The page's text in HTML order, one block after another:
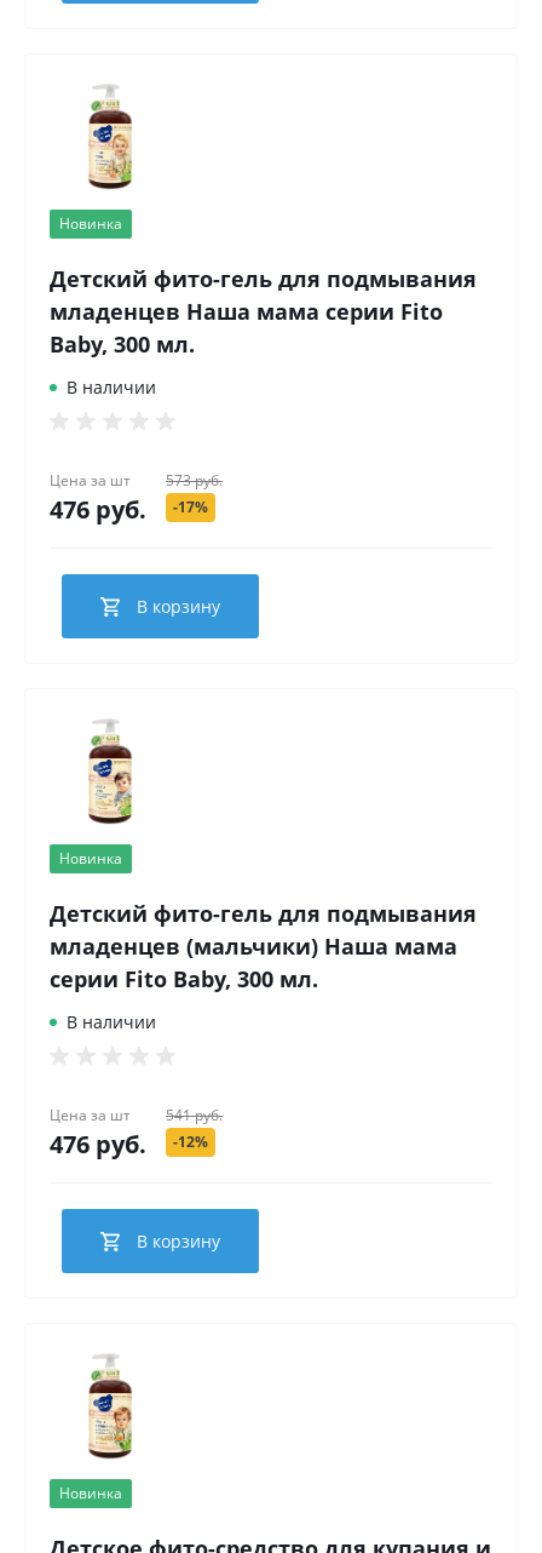
Новинка
Детский фито-гель для подмывания
младенцев Наша мама серии Fito
Baby, 300 мл.
В наличии
Цена за шт
476 руб.
573 руб.
-17%
В корзину
Новинка
Детский фито-гель для подмывания
младенцев (мальчики) Наша мама
серии Fito Baby, 300 мл.
В наличии
Цена за шт
476 руб.
541 руб.
-12%
В корзину
Новинка